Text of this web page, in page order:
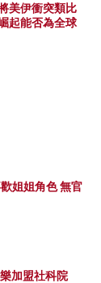
美伊衝突類比
起能否為全球
姐姐角色 無官
加盟社科院